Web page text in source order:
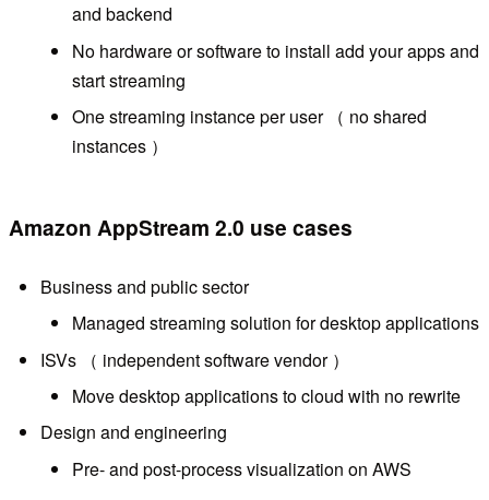
and backend
No hardware or software to install add your apps and
start streaming
One streaming instance per user （ no shared
instances ）
Amazon AppStream 2.0 use cases
Business and public sector
Managed streaming solution for desktop applications
ISVs （ independent software vendor ）
Move desktop applications to cloud with no rewrite
Design and engineering
Pre- and post-process visualization on AWS